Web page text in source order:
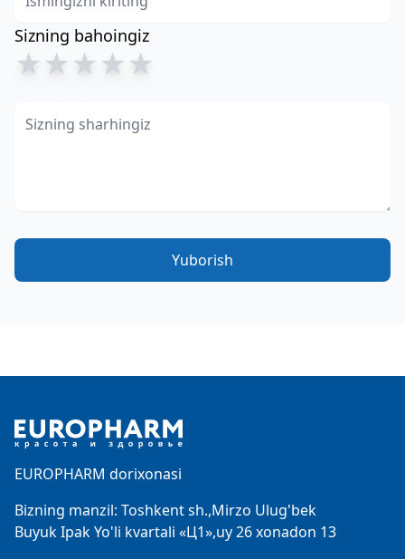
Sizning bahoingiz
★★★★★
Yuborish
EUROPHARM dorixonasi
Bizning manzil: Toshkent sh.,Mirzo Ulug'bek
Buyuk Ipak Yo'li kvartali «Ц1»,uy 26 xonadon 13